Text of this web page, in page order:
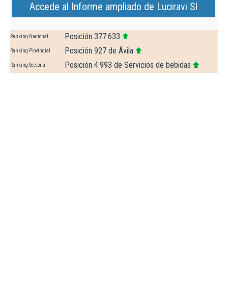
Accede al Informe ampliado de Luciravi Sl
Ranking Nacional Posición 377.633
Ranking Provincial Posición 927 de Ávila
Ranking Sectorial Posición 4.993 de Servicios de bebidas